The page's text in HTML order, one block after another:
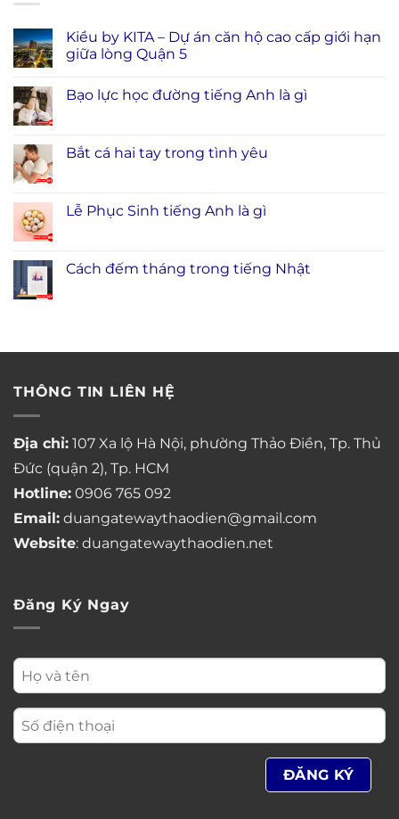
Kiều by KITA – Dự án căn hộ cao cấp giới hạn
giữa lòng Quận 5
Bạo lực học đường tiếng Anh là gì
Bắt cá hai tay trong tình yêu
Lễ Phục Sinh tiếng Anh là gì
Cách đếm tháng trong tiếng Nhật
THÔNG TIN LIÊN HỆ
Địa chỉ: 107 Xa lộ Hà Nội, phường Thảo Điền, Tp. Thủ
Đức (quận 2), Tp. HCM
Hotline: 0906 765 092
Email: duangatewaythaodien@gmail.com
Website: duangatewaythaodien.net
Đăng Ký Ngay